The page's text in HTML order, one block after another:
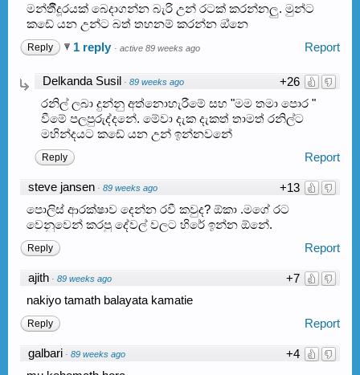
මන්ර්‍තීදූරයක් බෙදාගන්න බැරි උන් රටක් කරන්නලු. මුන්ට
කඩේ යන උන්ට බත් තහනම් කරන්න ඔ්නෙ
Report
Reply 1 reply · active 89 weeks ago
+26
Delkanda Susil · 89 weeks ago
රනිල් ලබා දුන්නු අත්නොහැරීමේ සහ "මම තමා පොර "
වීමේ පලපුරුද්දනේ. මේවා දැක දැකත් තාමත් රනිල්ට
මහින්දයට කඩේ යන උන් ඉන්නවනේ
Report
Reply
+13
steve jansen · 89 weeks ago
පොලිස් ආරක්ෂාව දෙන්න රවී කවුද? ඕකා .මගේ රට
වෙනුවෙන් කරපු දේවල් වලට හිරේ ඉන්න ඕනේ.
Report
Reply
+7
ajith · 89 weeks ago
nakiyo tamath balayata kamatie
Report
Reply
+4
galbari · 89 weeks ago